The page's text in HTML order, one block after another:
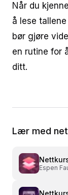
Når du
å lese
bør gjøre
en rutine for
ditt.
Lær med
Espen